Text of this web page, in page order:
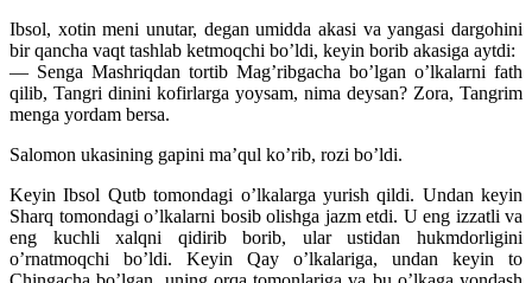
Ibsol, xotin meni unutar, degan umidda akasi va yangasi dargohini
bir qancha vaqt tashlab ketmoqchi bo’ldi, keyin borib akasiga aytdi:
— Senga Mashriqdan tortib Mag’ribgacha bo’lgan o’lkalarni fath
qilib, Tangri dinini kofirlarga yoysam, nima deysan? Zora, Tangrim
menga yordam bersa.
Salomon ukasining gapini ma’qul ko’rib, rozi bo’ldi.
Keyin Ibsol Qutb tomondagi o’lkalarga yurish qildi. Undan keyin
Sharq tomondagi o’lkalarni bosib olishga jazm etdi. U eng izzatli va
eng kuchli xalqni qidirib borib, ular ustidan hukmdorligini
o’rnatmoqchi bo’ldi. Keyin Qay o’lkalariga, undan keyin to